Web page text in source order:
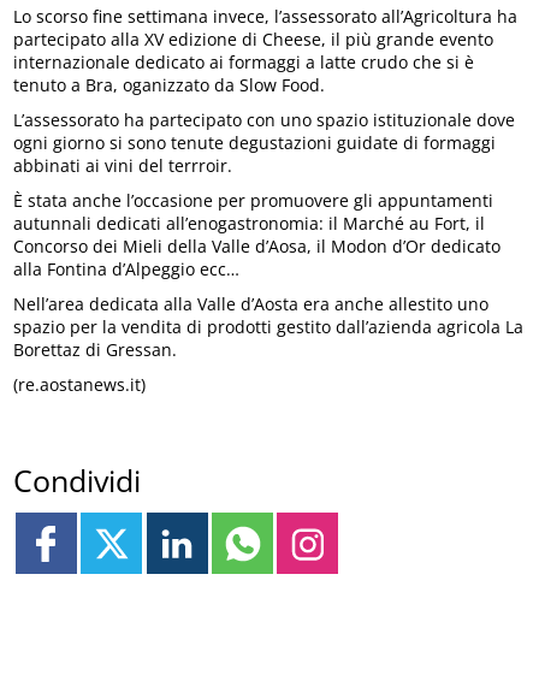
Lo scorso fine settimana invece, l’assessorato all’Agricoltura ha
partecipato alla XV edizione di Cheese, il più grande evento
internazionale dedicato ai formaggi a latte crudo che si è
tenuto a Bra, oganizzato da Slow Food.
L’assessorato ha partecipato con uno spazio istituzionale dove
ogni giorno si sono tenute degustazioni guidate di formaggi
abbinati ai vini del terrroir.
È stata anche l’occasione per promuovere gli appuntamenti
autunnali dedicati all’enogastronomia: il Marché au Fort, il
Concorso dei Mieli della Valle d’Aosa, il Modon d’Or dedicato
alla Fontina d’Alpeggio ecc…
Nell’area dedicata alla Valle d’Aosta era anche allestito uno
spazio per la vendita di prodotti gestito dall’azienda agricola La
Borettaz di Gressan.
(re.aostanews.it)
Condividi